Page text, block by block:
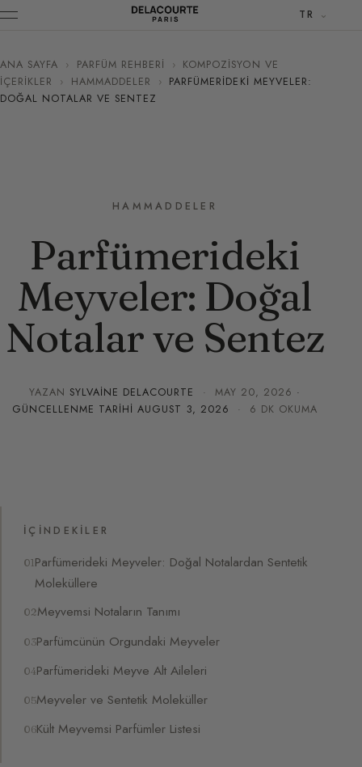
TR
ANA SAYFA › PARFÜM REHBERI › KOMPOZISYON VE
İÇERIKLER
› HAMMADDELER › PARFÜMERIDEKI MEYVELER:
DOĞAL NOTALAR VE SENTEZ
HAMMADDELER
Parfümerideki
Meyveler: Doğal
Notalar ve Sentez
YAZAN SYLVAINE DELACOURTE · MAY 20, 2026 ·
GÜNCELLENME TARIHIAUGUST 3, 2026 · 6 DK OKUMA
İÇINDEKILER
Parfümerideki Meyveler: Doğal Notalardan Sentetik
Moleküllere
Meyvemsi Notaların Tanımı
Parfümcünün Orgundaki Meyveler
Parfümerideki Meyve Alt Aileleri
Meyveler ve Sentetik Moleküller
Kült Meyvemsi Parfümler Listesi